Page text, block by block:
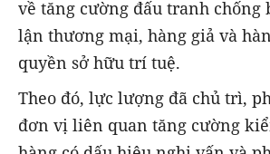
về tăng cường đấu tranh chống
lận thương mại, hàng giả và
quyền sở hữu trí tuệ.
Theo đó, lực lượng đã chủ trì,
đơn vị liên quan tăng cường